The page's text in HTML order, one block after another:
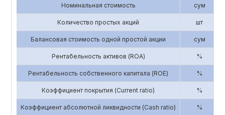
Номинальная стоимость сум
Количество простых акций шт
Балансовая стоимость одной простой акции сум
Рентабельность активов (ROA) %
Рентабельность собственного капитала (ROE) %
Коэффициент покрытия (Current ratio) %
Коэффициент абсолютной ликвидности (Cash ratio) %